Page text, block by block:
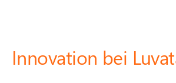
Innovation bei